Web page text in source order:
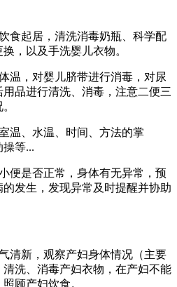
食起居，清洗消毒奶瓶、科学配
，以及手洗婴儿衣物。
，对婴儿脐带进行消毒，对尿
品进行清洗、消毒，注意二便三
温、水温、时间、方法的掌
等...
是否正常，身体有无异常，预
发生，发现异常及时提醒并协助
清新，观察产妇身体情况（主要
洗、消毒产妇衣物，在产妇不能
顾产妇饮食。